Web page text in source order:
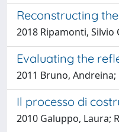
Reconstructing
2018 Ripamonti, Silvio
Evaluating the
2011 Bruno,
Il processo di
2010 Galuppo, Laura;